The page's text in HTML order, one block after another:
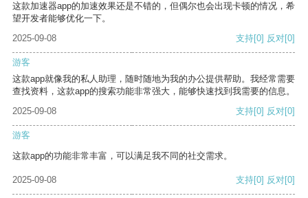
这款加速器app的加速效果还是不错的，但偶尔也会出现卡顿的情况，希
望开发者能够优化一下。
2025-09-08
支持[0] 反对[0]
游客
这款app就像我的私人助理，随时随地为我的办公提供帮助。我经常需要
查找资料，这款app的搜索功能非常强大，能够快速找到我需要的信息。
2025-09-08
支持[0] 反对[0]
游客
这款app的功能非常丰富，可以满足我不同的社交需求。
2025-09-08 支持[0] 反对[0]